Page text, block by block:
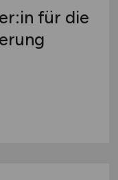
für die